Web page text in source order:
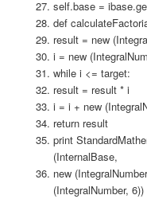
self.base =
def
result = new
i = new
while i <= target:
result = result * i
i = i + new
return result
print
(InternalBase,
new
(IntegralNumber, 6))